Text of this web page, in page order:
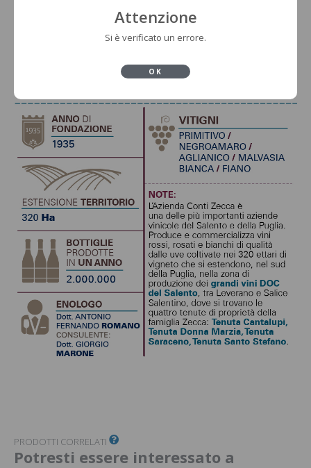
PRODOTTI CORRELATI
Potresti essere interessato a
Attenzione
Si è verificato un errore.
OK